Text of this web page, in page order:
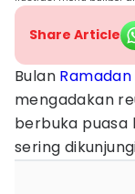
Share Article
Bulan Ramadan
mengadakan
berbuka puasa
sering